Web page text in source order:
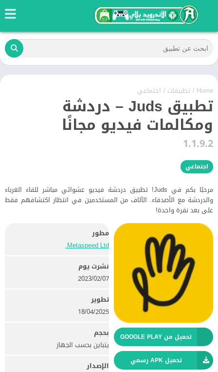
Home
/ تطبيقات / اجتماعي
تطبيق Juds – دردشة
ومكالمات فيديو مجانًا
1.1.9.2
اجتماعي
مرحبًا بكم في Juds! تطبيق دردشة فيديو عشوائي مباشر للقاء الغرباء
والدردشة مع الأصدقاء. الآلاف من المستخدمين في انتظار اكتشافهم فقط
على بعد نقرة واحدة!
تحميل من GOOGLE PLAY
تحميل APK رسمي
مطور
Metaspeed Ltd.‏
نشرت يوم
07‏/02‏/2023
تطوير
18/04/2025
بحجم
يتباين بحسب الجهاز
الإصدار